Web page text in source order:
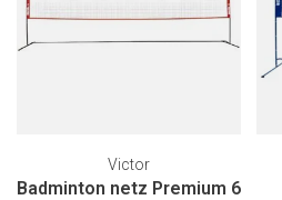
Victor
Badminton netz Premium 6